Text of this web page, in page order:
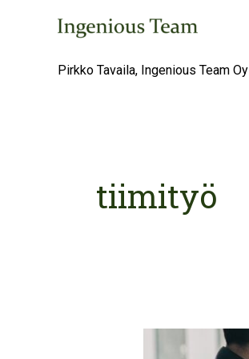
Pirkko Tavaila, Ingenious Team Oy
tiimityö